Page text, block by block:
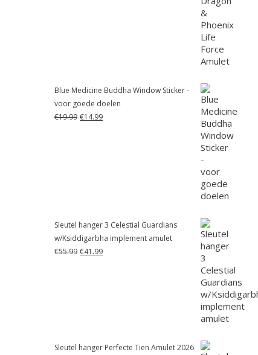
Blue Medicine Buddha Window Sticker -
voor goede doelen
€19.99 Oorspronkelijke
€14.99Huidige
Sleutel hanger 3 Celestial Guardians
w/Ksiddigarbha implement amulet
€55.99 Oorspronkelijke
€41.99Huidige
Sleutel hanger Perfecte Tien Amulet 2026